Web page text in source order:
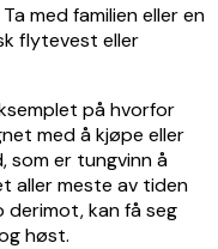
med familien eller en
flytevest eller
på hvorfor
med å kjøpe eller
som er tungvinn å
aller meste av tiden
derimot, kan få seg
høst.